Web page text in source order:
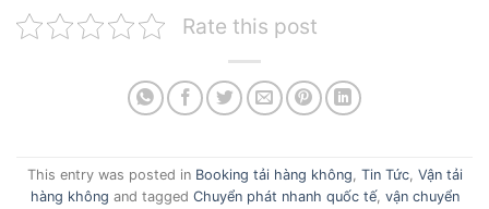
Rate this post
This entry was posted in Booking tải hàng không, Tin Tức, Vận tải
hàng không and tagged Chuyển phát nhanh quốc tế, vận chuyển